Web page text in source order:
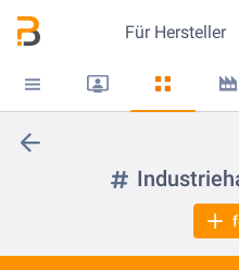
Für Hersteller